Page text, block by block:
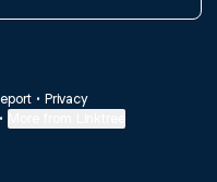
• Privacy
•